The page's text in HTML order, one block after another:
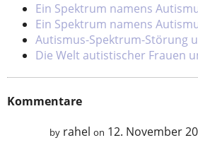
Ein Spektrum namens
Ein Spektrum namens
Autismus-Spektrum-Störung
Die Welt autistischer Frauen
Kommentare
by rahel on 12. November